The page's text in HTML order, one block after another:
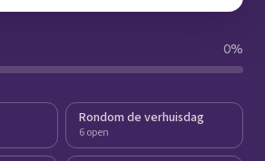
0%
Rondom de verhuisdag
6 open